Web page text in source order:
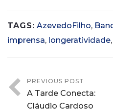
TAGS: AzevedoFilho,
imprensa, longeratividade,
PREVIOUS POST
A Tarde Conecta:
Cláudio Cardoso